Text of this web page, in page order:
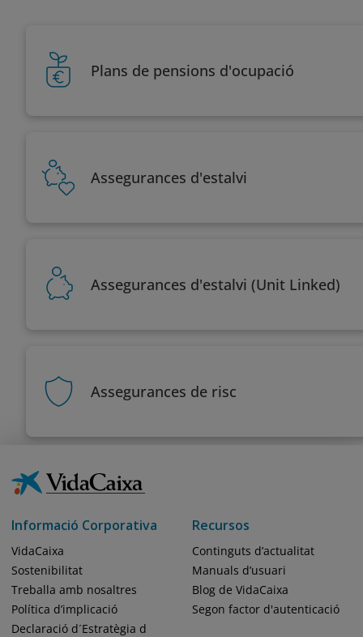
Plans de pensions d'ocupació
Assegurances d'estalvi
Assegurances d'estalvi (Unit Linked)
Assegurances de risc
Informació Corporativa
VidaCaixa
Sostenibilitat
Treballa amb nosaltres
Política d’implicació
Declaració d´Estratègia d
Recursos
Continguts d’actualitat
Manuals d’usuari
Blog de VidaCaixa
Segon factor d'autenticació